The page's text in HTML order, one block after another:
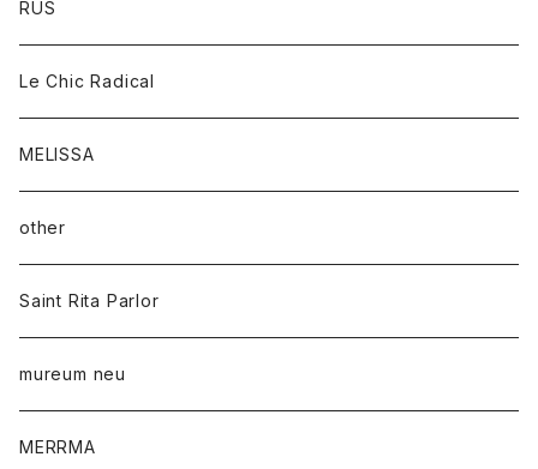
RUS
Le Chic Radical
MELISSA
other
Saint Rita Parlor
mureum neu
MERRMA